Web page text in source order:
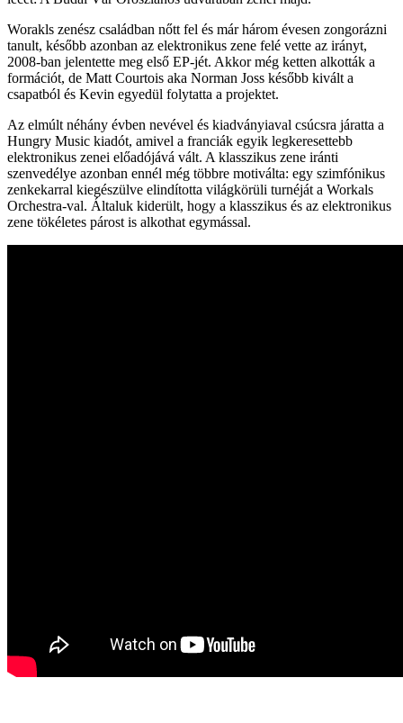
Worakls zenész családban nőtt fel és már három évesen zongorázni
tanult, később azonban az elektronikus zene felé vette az irányt,
2008-ban jelentette meg első EP-jét. Akkor még ketten alkották a
formációt, de Matt Courtois aka Norman Joss később kivált a
csapatból és Kevin egyedül folytatta a projektet.
Az elmúlt néhány évben nevével és kiadványiaval csúcsra járatta a
Hungry Music kiadót, amivel a franciák egyik legkeresettebb
elektronikus zenei előadójává vált. A klasszikus zene iránti
szenvedélye azonban ennél még többre motiválta: egy szimfónikus
zenkekarral kiegészülve elindította világkörüli turnéját a Workals
Orchestra-val. Általuk kiderült, hogy a klasszikus és az elektronikus
zene tökéletes párost is alkothat egymással.